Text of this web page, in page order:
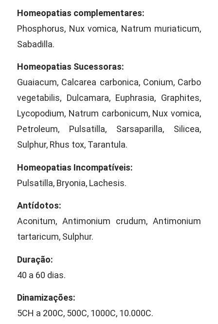
Homeopatias complementares:
Phosphorus, Nux vomica, Natrum muriaticum,
Sabadilla.
Homeopatias Sucessoras:
Guaiacum, Calcarea carbonica, Conium, Carbo
vegetabilis, Dulcamara, Euphrasia, Graphites,
Lycopodium, Natrum carbonicum, Nux vomica,
Petroleum, Pulsatilla, Sarsaparilla, Silicea,
Sulphur, Rhus tox, Tarantula.
Homeopatias Incompatíveis:
Pulsatilla, Bryonia, Lachesis.
Antídotos:
Aconitum, Antimonium crudum, Antimonium
tartaricum, Sulphur.
Duração:
40 a 60 dias.
Dinamizações:
5CH a 200C, 500C, 1000C, 10.000C.